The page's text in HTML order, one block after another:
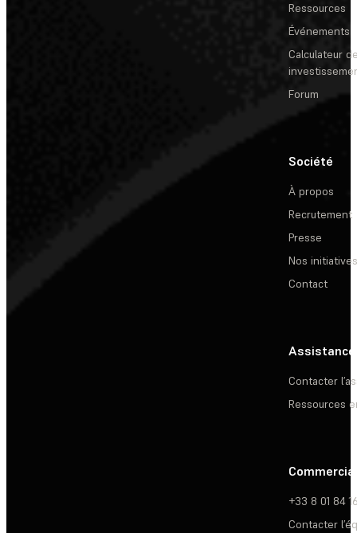
Ressources
Événements
Calculateur
Forum
Société
À propos
Recrutement
Presse
Nos initiatives
Contact
Assistance
Contacter
Ressources
Commercial
+33 8 01 84
Contacter